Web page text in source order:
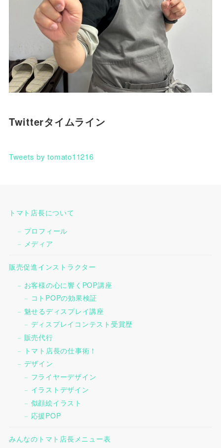
Twitterタイムライン
Tweets by tomato11216
トマト店長について
プロフィール
メディア
販売促進インストラクター
お客様の心に響くPOP講座
コトPOPの効果検証
魅せるディスプレイ講座
ディスプレイコンテスト受賞歴
販売代行
トマト店長の仕事術！
デザイン
フライヤーデザイン
イラストデザイン
似顔絵イラスト
応援POP
みんなのトマト店長メニュー表